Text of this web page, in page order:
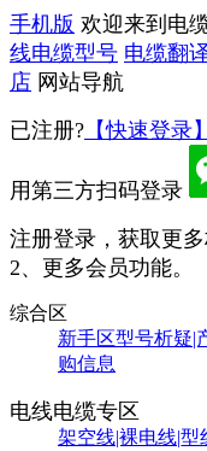
手机版 欢迎来到电
线电缆型号 电缆翻
店 网站导航
已注册? 【快速登录】
用第三方扫码登录
注册登录，获取更多
2、更多会员功能。
综合区
新手区型号析疑|
购信息
电线电缆专区
架空线|裸电线|型